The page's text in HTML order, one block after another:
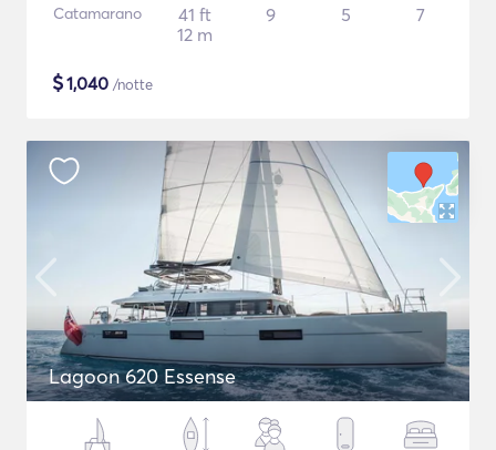
Catamarano
41 ft
12 m
9 5 7
$1,040 /notte
Lagoon 620 Essense